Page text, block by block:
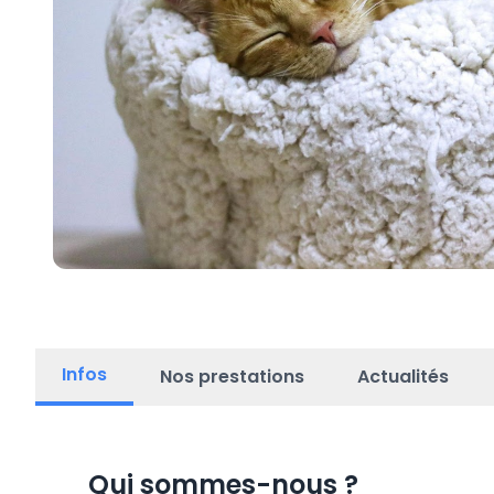
Infos Nos prestations Actualités
Qui sommes-nous ?